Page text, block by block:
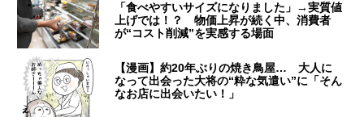
「食べやすいサイズになりました」→実質値
上げでは！？ 物価上昇が続く中、消費者
が“コスト削減”を実感する場面
【漫画】約20年ぶりの焼き鳥屋… 大人に
なって出会った大将の“粋な気遣い”に「そん
なお店に出会いたい！」